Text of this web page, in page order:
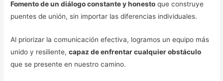
Fomento de un diálogo constante y honesto que construye
puentes de unión, sin importar las diferencias individuales.
Al priorizar la comunicación efectiva, logramos un equipo más
unido y resiliente,capaz de enfrentar cualquier obstáculo
que se presente en nuestro camino.